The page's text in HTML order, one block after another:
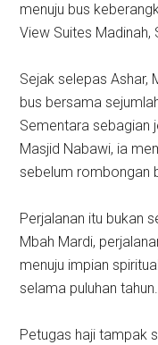
menuju bus
View Suites Madinah,
Sejak selepas Ashar,
bus bersama
Sementara sebagian
Masjid Nabawi, ia
sebelum rombongan
Perjalanan itu bukan
Mbah Mardi,
menuju impian
selama puluhan tahun.
Petugas haji tampak